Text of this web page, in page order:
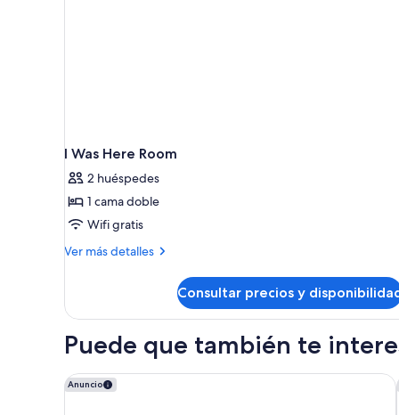
I Was Here Room
2 huéspedes
1 cama doble
Wifi gratis
Ver más detalles
Más
Was
Room
Consultar precios y
Puede que también te
Anuncio
Kimpton Los Monteros Marbella by IHG